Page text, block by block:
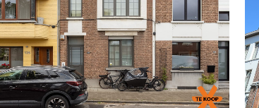
+